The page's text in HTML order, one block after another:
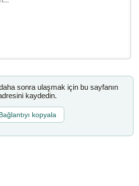
sonra ulaşmak için bu sayfanın
kaydedin.
kopyala